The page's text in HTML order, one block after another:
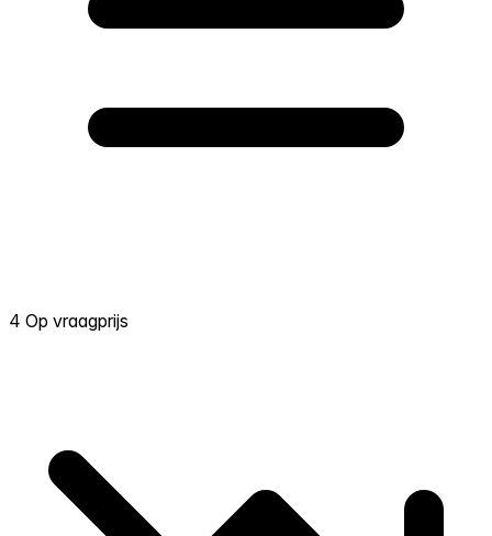
4 Op vraagprijs